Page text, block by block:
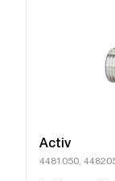
Activ
4481050,